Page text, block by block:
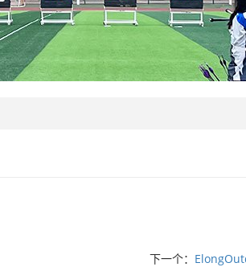
下一个：